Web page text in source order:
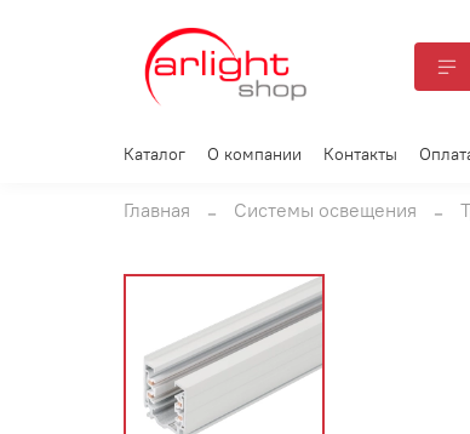
Каталог О компании Контакты
Главная Системы освещения